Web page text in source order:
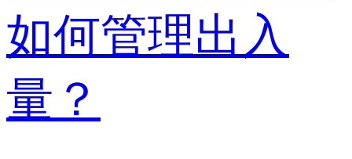
如何管理出入
量？